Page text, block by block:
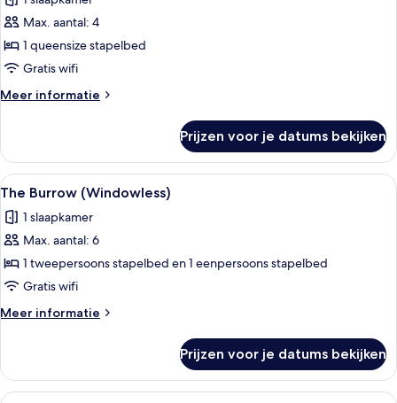
voor
The
Accessible
Nest
for
4
Max. aantal: 4
1 queensize stapelbed
Gratis wifi
Meer informatie
Meer
Accessible
Nest
for
Prijzen voor je datums bekijken
Alle
foto's
voor
The
Burrow
(Windowless)
laden
Een compacte hotelkamer met
9
The Burrow (Windowless)
1 slaapkamer
Max. aantal: 6
1 tweepersoons stapelbed en 1 eenpersoons stapelbed
Gratis wifi
Meer informatie
Meer
Burrow
(Windowless)
Prijzen voor je datums bekijken
Een net opgemaakt bed met witte